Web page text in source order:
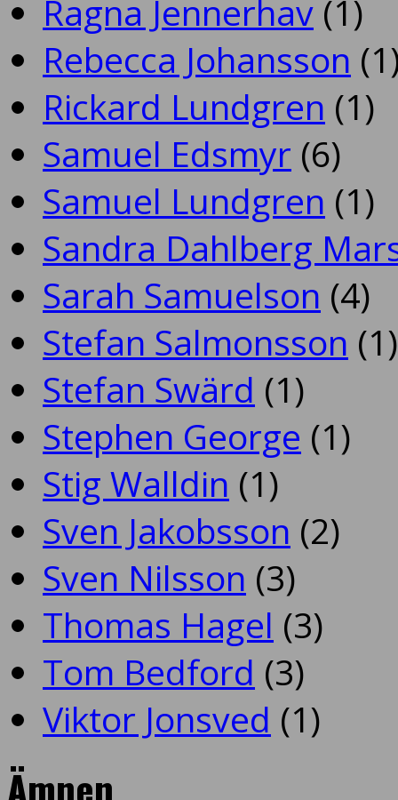
Ragna Jennerhav (1)
Rebecca Johansson
Rickard Lundgren (1)
Samuel Edsmyr (6)
Samuel Lundgren (1)
Sandra Dahlberg
Sarah Samuelson (4)
Stefan Salmonsson (1)
Stefan Swärd (1)
Stephen George (1)
Stig Walldin (1)
Sven Jakobsson (2)
Sven Nilsson (3)
Thomas Hagel (3)
Tom Bedford (3)
Viktor Jonsved (1)
Ämnen